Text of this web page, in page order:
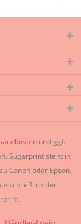
und ggf.
Sugarprint steht in
Canon oder Epson.
der